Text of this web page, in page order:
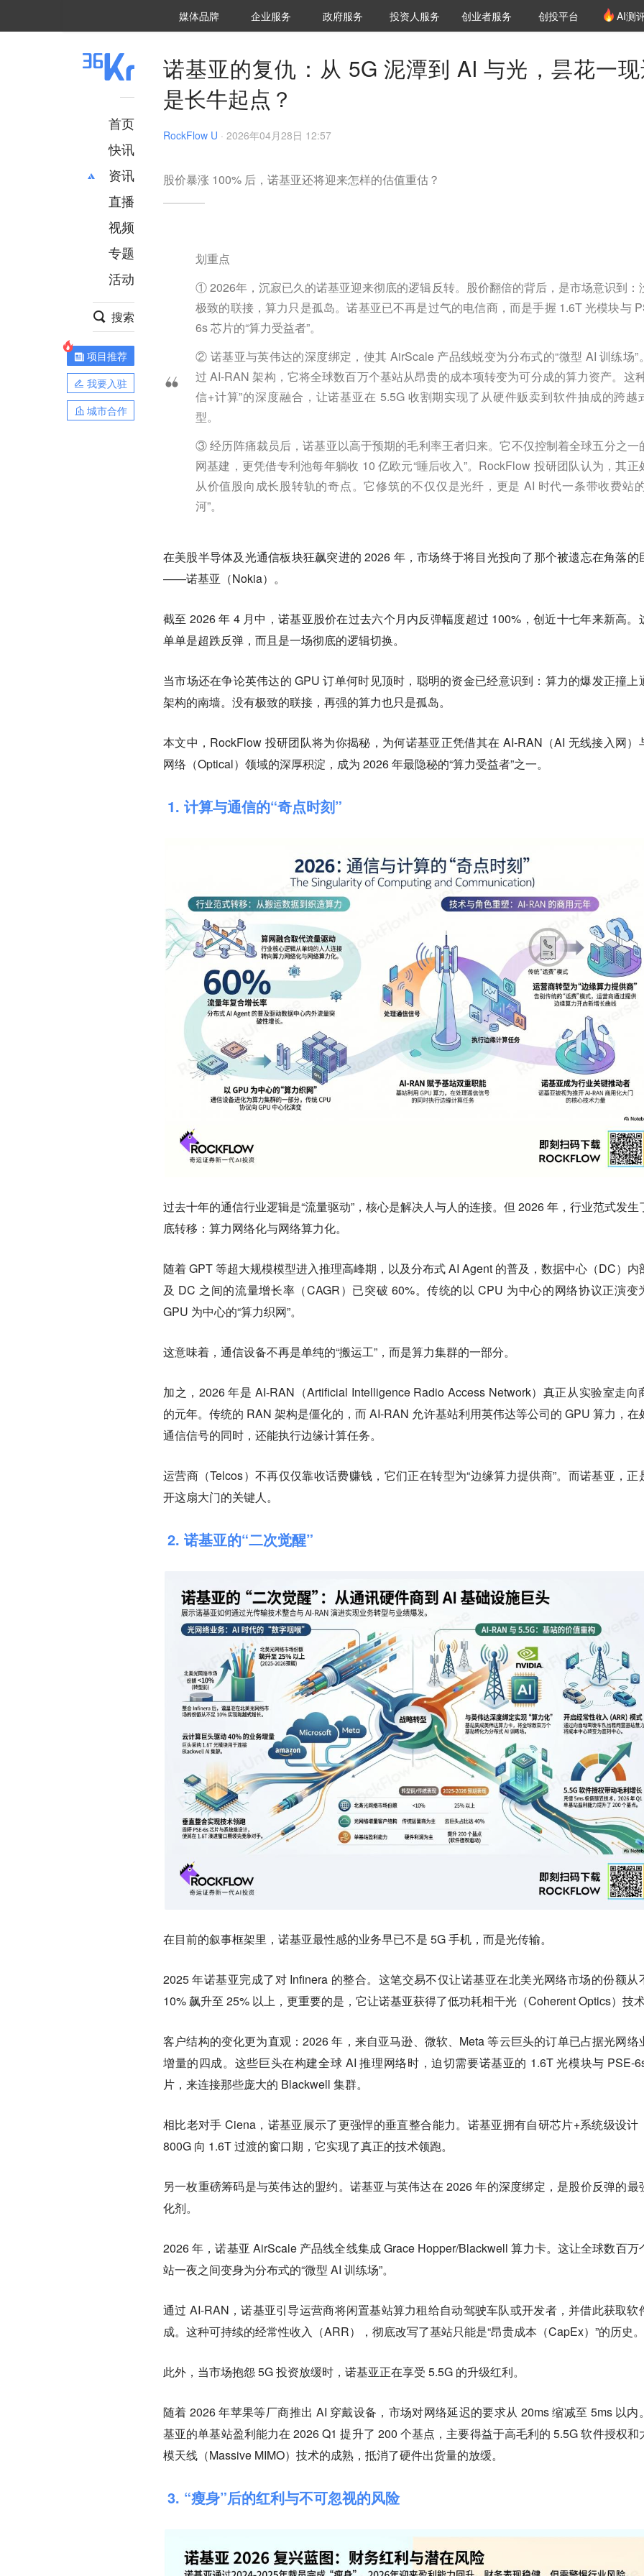
媒体品牌 36Kr研究院
企业服务 城市之窗
政府服务 VClub投资机构库
投资机构职位推介
投资人服务 创投氪堂
创业者服务 创投平台 AI测
首页
快讯
资讯
推荐
财经
项目推荐
安徽
直播
视频
专题
活动
搜索
项目推荐
我要入驻
城市合作
诺基亚的复仇：从 5G 泥潭到 AI 与光，昙花一
是长牛起点？
RockFlow U · 2026年04月28日 12:57
股价暴涨 100% 后，诺基亚还将迎来怎样的估值重估？
划重点
① 2026年，沉寂已久的诺基亚迎来彻底的逻辑反转。股价翻倍的背后，是市场意识到：
极致的联接，算力只是孤岛。诺基亚已不再是过气的电信商，而是手握 1.6T 光模块与
6s 芯片的“算力受益者”。
② 诺基亚与英伟达的深度绑定，使其 AirScale 产品线蜕变为分布式的“微型 AI 训练场”
过 AI-RAN 架构，它将全球数百万个基站从昂贵的成本项转变为可分成的算力资产。这
信+计算”的深度融合，让诺基亚在 5.5G 收割期实现了从硬件贩卖到软件抽成的跨越
型。
③ 经历阵痛裁员后，诺基亚以高于预期的毛利率王者归来。它不仅控制着全球五分之一
网基建，更凭借专利池每年躺收 10 亿欧元“睡后收入”。RockFlow 投研团队认为，其正
从价值股向成长股转轨的奇点。它修筑的不仅仅是光纤，更是 AI 时代一条带收费站
河”。
在美股半导体及光通信板块狂飙突进的 2026 年，市场终于将目光投向了那个被遗忘在角落的
——诺基亚（Nokia）。
截至 2026 年 4 月中，诺基亚股价在过去六个月内反弹幅度超过 100%，创近十七年来新高。
单单是超跌反弹，而且是一场彻底的逻辑切换。
当市场还在争论英伟达的 GPU 订单何时见顶时，聪明的资金已经意识到：算力的爆发正撞上
架构的南墙。没有极致的联接，再强的算力也只是孤岛。
本文中，RockFlow 投研团队将为你揭秘，为何诺基亚正凭借其在 AI-RAN（AI 无线接入网）
网络（Optical）领域的深厚积淀，成为 2026 年最隐秘的“算力受益者”之一。
1. 计算与通信的“奇点时刻”
过去十年的通信行业逻辑是“流量驱动”，核心是解决人与人的连接。但 2026 年，行业范式发生
底转移：算力网络化与网络算力化。
随着 GPT 等超大规模模型进入推理高峰期，以及分布式 AI Agent 的普及，数据中心（DC）内
及 DC 之间的流量增长率（CAGR）已突破 60%。传统的以 CPU 为中心的网络协议正演变
GPU 为中心的“算力织网”。
这意味着，通信设备不再是单纯的“搬运工”，而是算力集群的一部分。
加之，2026 年是 AI-RAN（Artificial Intelligence Radio Access Network）真正从实验室走向
的元年。传统的 RAN 架构是僵化的，而 AI-RAN 允许基站利用英伟达等公司的 GPU 算力，在
通信信号的同时，还能执行边缘计算任务。
运营商（Telcos）不再仅仅靠收话费赚钱，它们正在转型为“边缘算力提供商”。而诺基亚，正
开这扇大门的关键人。
2. 诺基亚的“二次觉醒”
在目前的叙事框架里，诺基亚最性感的业务早已不是 5G 手机，而是光传输。
2025 年诺基亚完成了对 Infinera 的整合。这笔交易不仅让诺基亚在北美光网络市场的份额从
10% 飙升至 25% 以上，更重要的是，它让诺基亚获得了低功耗相干光（Coherent Optics）技术
客户结构的变化更为直观：2026 年，来自亚马逊、微软、Meta 等云巨头的订单已占据光网络
增量的四成。这些巨头在构建全球 AI 推理网络时，迫切需要诺基亚的 1.6T 光模块与 PSE-
片，来连接那些庞大的 Blackwell 集群。
相比老对手 Ciena，诺基亚展示了更强悍的垂直整合能力。诺基亚拥有自研芯片+系统级设计
800G 向 1.6T 过渡的窗口期，它实现了真正的技术领跑。
另一枚重磅筹码是与英伟达的盟约。诺基亚与英伟达在 2026 年的深度绑定，是股价反弹的最
化剂。
2026 年，诺基亚 AirScale 产品线全线集成 Grace Hopper/Blackwell 算力卡。这让全球数百万
站一夜之间变身为分布式的“微型 AI 训练场”。
通过 AI-RAN，诺基亚引导运营商将闲置基站算力租给自动驾驶车队或开发者，并借此获取软
成。这种可持续的经常性收入（ARR），彻底改写了基站只能是“昂贵成本（CapEx）”的历史。
此外，当市场抱怨 5G 投资放缓时，诺基亚正在享受 5.5G 的升级红利。
随着 2026 年苹果等厂商推出 AI 穿戴设备，市场对网络延迟的要求从 20ms 缩减至 5ms 以内
基亚的单基站盈利能力在 2026 Q1 提升了 200 个基点，主要得益于高毛利的 5.5G 软件授权和
模天线（Massive MIMO）技术的成熟，抵消了硬件出货量的放缓。
3. “瘦身”后的红利与不可忽视的风险